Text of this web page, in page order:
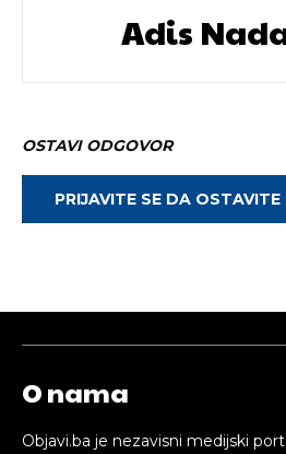
Adis
OSTAVI ODGOVOR
PRIJAVITE SE DA
O nama
Objavi.ba je nezavisni medijski